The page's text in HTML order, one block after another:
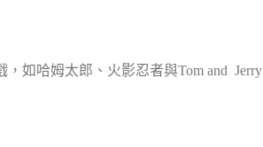
如哈姆太郎、火影忍者與Tom and Jerry